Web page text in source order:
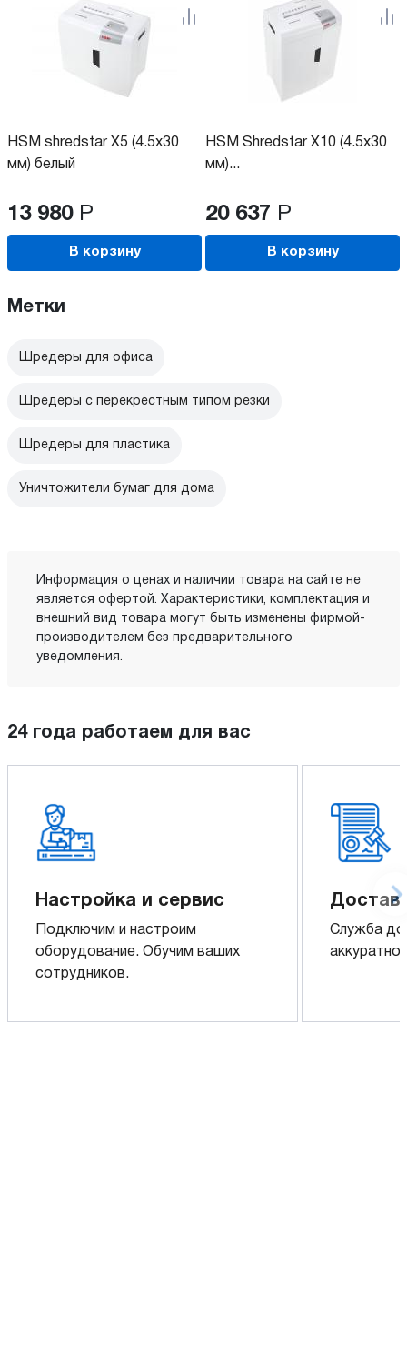
HSM shredstar X5 (4.5x30
мм) белый
13 980 Р
В корзину
HSM Shredstar X10 (4.5x30
мм)...
20 637 Р
В корзину
Метки
Шредеры для офиса
Шредеры с перекрестным типом резки
Шредеры для пластика
Уничтожители бумаг для дома
Информация о ценах и наличии товара на сайте не
является офертой. Характеристики, комплектация и
внешний вид товара могут быть изменены фирмой-
производителем без предварительного
уведомления.
24 года работаем для вас
Настройка и сервис
Подключим и настроим
оборудование. Обучим ваших
сотрудников.
Служба
аккуратно